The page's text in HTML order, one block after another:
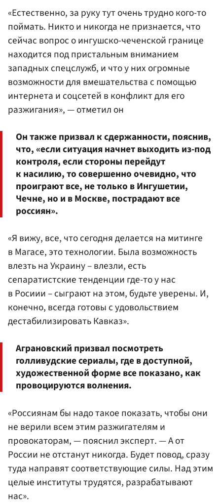
«Естественно, за руку тут очень трудно кого-то
поймать. Никто и никогда не признается, что
сейчас вопрос о ингушско-чеченской границе
находится под пристальным вниманием
западных спецслужб, и что у них огромные
возможности для вмешательства с помощью
интернета и соцсетей в конфликт для его
разжигания», — отметил он
Он также призвал к сдержанности, пояснив,
что, «если ситуация начнет выходить из-под
контроля, если стороны перейдут
к насилию, то совершенно очевидно, что
проиграют все, не только в Ингушетии,
Чечне, но и в Москве, пострадают все
россиян».
«Я вижу, все, что сегодня делается на митинге
в Магасе, это технологии. Была возможность
влезть на Украину – влезли, есть
сепаратистские тенденции где-то у нас
в Росиии – сыграют на этом, будьте уверены. И,
конечно, всегда готовы с удовольствием
дестабилизировать Кавказ».
Аграновский призвал посмотреть
голливудские сериалы, где в доступной,
художественной форме все показано, как
провоцируются волнения.
«Россиянам бы надо такое показать, чтобы они
не верили всем этим разжигателям и
провокаторам, — пояснил эксперт. — А от
России не отстанут никогда. Будет повод, сразу
туда направят соответствующие силы. Над этим
целые институты трудятся, разрабатывают
нас».